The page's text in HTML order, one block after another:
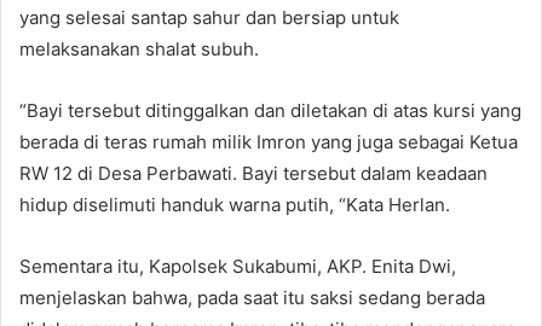
yang selesai santap sahur dan bersiap untuk
melaksanakan shalat subuh.
“Bayi tersebut ditinggalkan dan diletakan di atas kursi yang
berada di teras rumah milik Imron yang juga sebagai Ketua
RW 12 di Desa Perbawati. Bayi tersebut dalam keadaan
hidup diselimuti handuk warna putih, “Kata Herlan.
Sementara itu, Kapolsek Sukabumi, AKP. Enita Dwi,
menjelaskan bahwa, pada saat itu saksi sedang berada